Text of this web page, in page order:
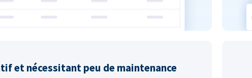
et nécessitant peu de maintenance